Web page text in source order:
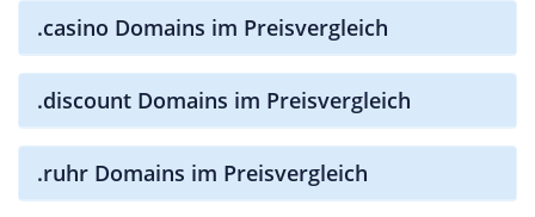
.casino Domains im Preisvergleich
.discount Domains im Preisvergleich
.ruhr Domains im Preisvergleich